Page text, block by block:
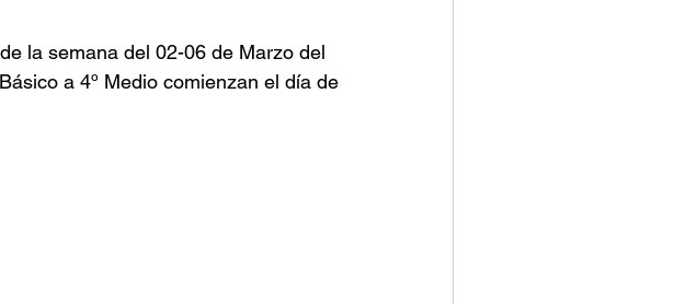
la semana del 02-06 de Marzo del
a 4º Medio comienzan el día de